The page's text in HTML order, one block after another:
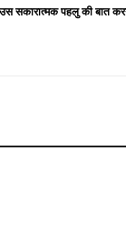
सकारात्मक पहलु की बात